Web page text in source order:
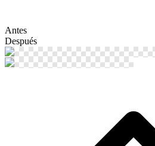
Antes
Después